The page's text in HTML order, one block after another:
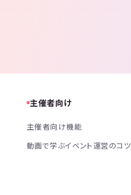
主催者向け
主催者向け機能
動画で学ぶイベント運営のコツ